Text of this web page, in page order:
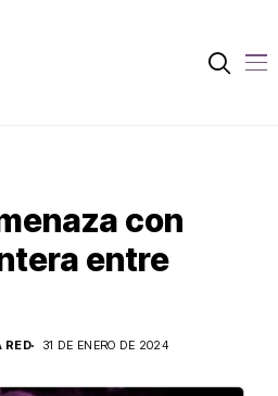
con
entre
RED
31 DE ENERO DE 2024